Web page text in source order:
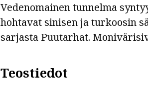
Vedenomainen tunnelma
hohtavat sinisen ja turkoosin
sarjasta Puutarhat.
Teostiedot